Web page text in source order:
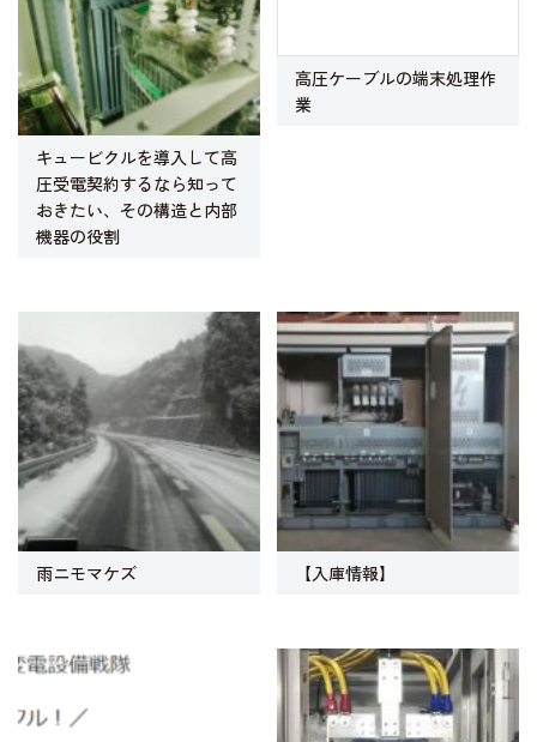
キュービクルを導入して高
圧受電契約するなら知って
おきたい、その構造と内部
機器の役割
高圧ケーブルの端末処理作
業
雨ニモマケズ 【入庫情報】